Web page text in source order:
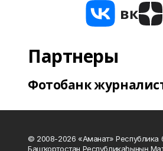
Партнеры
Фотобанк
© 2008-2026 «Аманат» Республика
Башҡортостан Республикаһының